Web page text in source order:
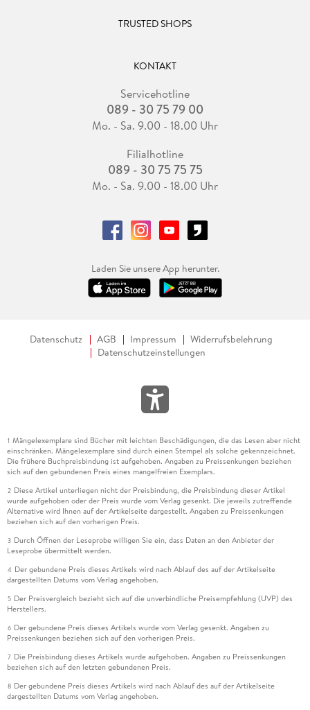
TRUSTED SHOPS
KONTAKT
Servicehotline
089 - 30 75 79 00
Mo. - Sa. 9.00 - 18.00 Uhr
Filialhotline
089 - 30 75 75 75
Mo. - Sa. 9.00 - 18.00 Uhr
Laden Sie unsere App herunter.
Datenschutz AGB Impressum
Widerrufsbelehrung
Datenschutzeinstellungen
1 Mängelexemplare sind Bücher mit leichten Beschädigungen, die das Lesen aber nicht
einschränken. Mängelexemplare sind durch einen Stempel als solche gekennzeichnet.
Die frühere Buchpreisbindung ist aufgehoben. Angaben zu Preissenkungen beziehen
sich auf den gebundenen Preis eines mangelfreien Exemplars.
2 Diese Artikel unterliegen nicht der Preisbindung, die Preisbindung dieser Artikel
wurde aufgehoben oder der Preis wurde vom Verlag gesenkt. Die jeweils zutreffende
Alternative wird Ihnen auf der Artikelseite dargestellt. Angaben zu Preissenkungen
beziehen sich auf den vorherigen Preis.
3 Durch Öffnen der Leseprobe willigen Sie ein, dass Daten an den Anbieter der
Leseprobe übermittelt werden.
4 Der gebundene Preis dieses Artikels wird nach Ablauf des auf der Artikelseite
dargestellten Datums vom Verlag angehoben.
5 Der Preisvergleich bezieht sich auf die unverbindliche Preisempfehlung (UVP) des
Herstellers.
6 Der gebundene Preis dieses Artikels wurde vom Verlag gesenkt. Angaben zu
Preissenkungen beziehen sich auf den vorherigen Preis.
7 Die Preisbindung dieses Artikels wurde aufgehoben. Angaben zu Preissenkungen
beziehen sich auf den letzten gebundenen Preis.
8 Der gebundene Preis dieses Artikels wird nach Ablauf des auf der Artikelseite
dargestellten Datums vom Verlag angehoben.